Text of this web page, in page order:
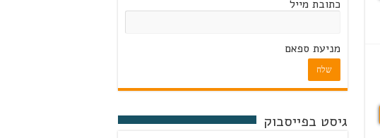
כתובת מייל
מניעת ספאם
שלח
גיסט בפייסבוק